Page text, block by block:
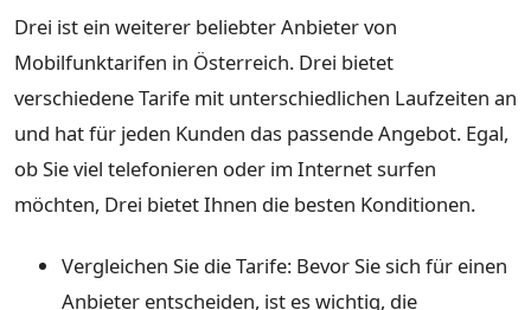
Drei ist ein weiterer beliebter Anbieter von
Mobilfunktarifen in Österreich. Drei bietet
verschiedene Tarife mit unterschiedlichen Laufzeiten an
und hat für jeden Kunden das passende Angebot. Egal,
ob Sie viel telefonieren oder im Internet surfen
möchten, Drei bietet Ihnen die besten Konditionen.
Vergleichen Sie die Tarife: Bevor Sie sich für einen
Anbieter entscheiden, ist es wichtig, die